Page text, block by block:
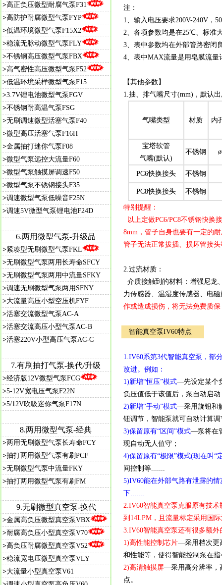
注：
1、输入电压要求200V-240V，
2、各项参数均是在25℃、标准
3、表中参数均在外部管路密闭
4、表中MAX流量是用皂膜流量
【其他参数】
1.抽、排气嘴尺寸(mm)，默认
气嘴类型 材质 内
宝塔软管
气嘴(默认)
不锈钢
PC6快换接头 不锈钢
PC8快换接头 不锈钢
特别提醒：
以上定做PC6/PC8不锈钢快换
8mm，管子自身也要有一定的
管子无法正常拔插、损坏管接
2.过流材质：
介质接触到的材料：增强尼龙
力传感器、温湿度传感器、电
作或造成损伤，将无法免费质
智能真空泵IV60特点
1.IV60系第3代智能真空泵，部
改进。例如：
1)新增“恒压”模式—先设定某个
负压值低于该值后，泵自动启
2)新增“手动”模式—采用旋钮和
钮调节，智能泵就可自动计算
3)保留原有“区间”模式—泵将在
现自动无人值守；
4)保留原有“极限”模式(现在叫“
间控制等.......
5)IV60能在外部气路有泄露的
下.......
2.IV60智能真空泵克服原有技
到14LPM，且流量标定采用国
3.IV60智能真空泵还有很多额外
1)高性能控制芯片—采用档次更
和性能等，使得智能控制泵在
2)高清触摸屏—采用高分辨率，
点。
>高正负压微型耐腐气泵F31
>高防护耐腐微型气泵FYP
>低温环境微型气泵F15X2
>稳流无脉动微型气泵FLY
>不锈钢高压微型气泵FBX
>高气密性高压微型气泵F52
>低温环境采样微型气泵F15
>3.7V锂电池微型气泵FGV
>不锈钢耐高温气泵FSG
>无刷调速微型活塞气泵F40
>微型高压活塞气泵F16H
>金属抽打迷你气泵F08
>微型气泵远控大流量F60
>微型气泵触摸屏调速F50
>微型气泵不锈钢接头F35
>调速微型气泵低噪音F25N
>调速5V微型气泵锂电池F24D
6.两用微型气泵-升级品
>紧凑型无刷微型气泵FKL
>无刷微型气泵两用长寿命SFCY
>无刷微型气泵两用中流量SFKY
>调速无刷微型气泵两用SFNY
>大流量高压小型空压机FYF
>活塞交流微型气泵AC-A
>活塞交流高压小型气泵AC-B
>活塞220V小型高压气泵AC-C
7.有刷抽打气泵-换代/升级
>经济版12V微型气泵FCG
>5-12V宽电压气泵F22N
>5/12V吹吸迷你气泵F17N
8.两用微型气泵-经典
>两用无刷微型气泵长寿命FCY
>抽打两用微型气泵有刷PCF
>无刷微型气泵中流量FKY
>抽打两用微型气泵有刷FM
9.无刷微型真空泵-换代
>金属高负压微型真空泵VBX
>耐腐高负压小型真空泵V70
>高负压耐腐微型真空泵V52
>稳流宽电压微型真空泵VLY
>大流量小型真空泵V61